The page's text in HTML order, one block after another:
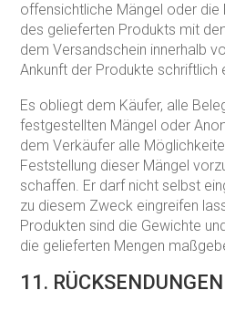
offensichtliche Mängel oder die
des gelieferten Produkts mit
dem Versandschein innerhalb
Ankunft der Produkte schriftlich
Es obliegt dem Käufer, alle
festgestellten Mängel oder
dem Verkäufer alle
Feststellung dieser Mängel
schaffen. Er darf nicht selbst
zu diesem Zweck eingreifen
Produkten sind die Gewichte
die gelieferten Mengen
11. RÜCKSENDUNGEN